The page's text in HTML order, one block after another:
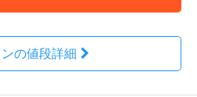
の値段詳細